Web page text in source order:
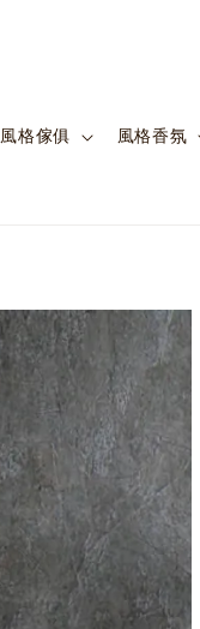
風格傢俱 風格香氛